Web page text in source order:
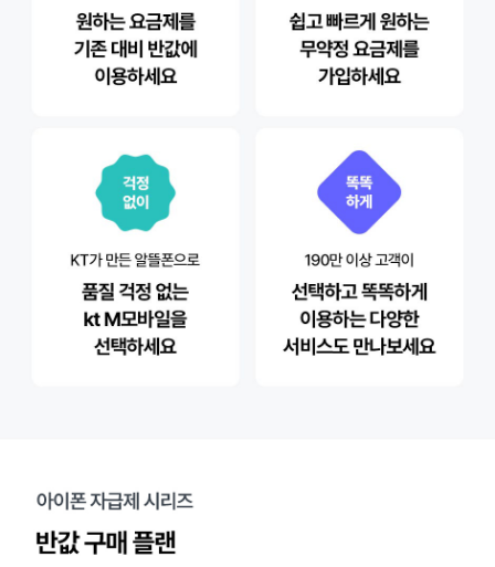
편리하고 : 5분 셀프개통으로 쉽고 빠르게 원하는 무약정 요금제를 가
똑똑하게 : 190만 이상 고객이 선택하고 똑똑하게 이용하는 다양한